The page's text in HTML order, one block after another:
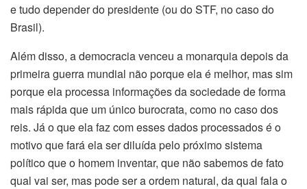
e tudo depender do presidente (ou do STF, no caso do
Brasil).
Além disso, a democracia venceu a monarquia depois da
primeira guerra mundial não porque ela é melhor, mas sim
porque ela processa informações da sociedade de forma
mais rápida que um único burocrata, como no caso dos
reis. Já o que ela faz com esses dados processados é o
motivo que fará ela ser diluída pelo próximo sistema
político que o homem inventar, que não sabemos de fato
qual vai ser, mas pode ser a ordem natural, da qual fala o